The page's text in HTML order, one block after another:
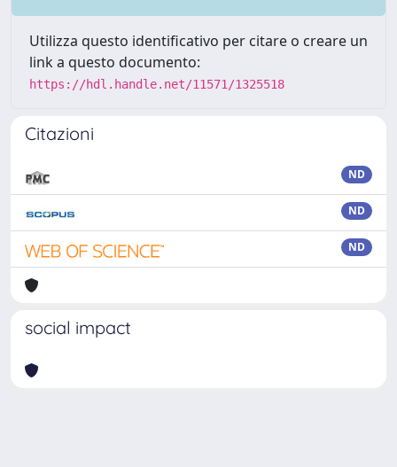
Utilizza questo identificativo per citare o creare un
link a questo documento:
https://hdl.handle.net/11571/1325518
Citazioni
ND
ND
ND
social impact